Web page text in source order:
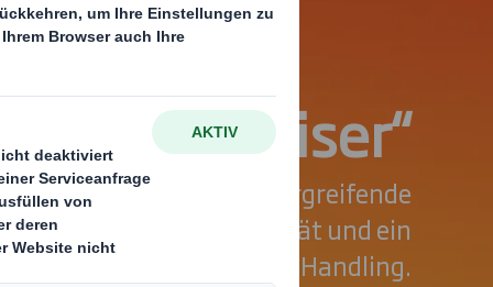
„Centraliser“
intelligente, ineinandergreifende
für maximale Stabilität und ein
komfortables Handling.